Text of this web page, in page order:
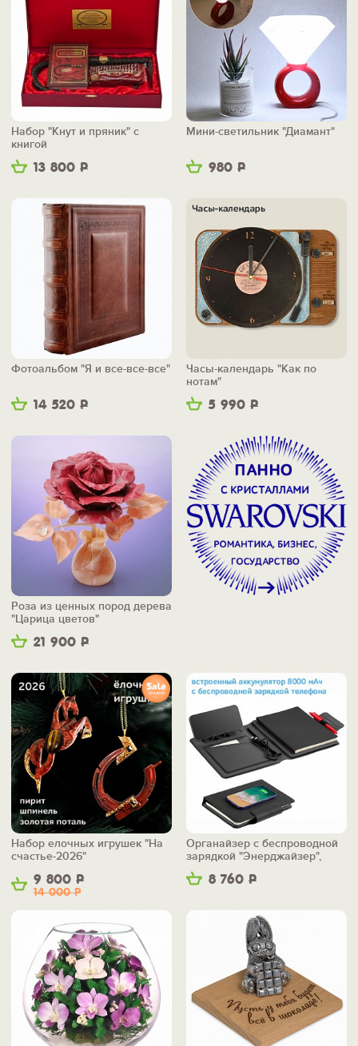
13 800 Р
Набор "Кнут и пряник" с
книгой
980 Р
Мини-светильник "Диамант"
14 520 Р
Фотоальбом "Я и все-все-все"
5 990 Р
Часы-календарь "Как по
нотам"
21 900 Р
Роза из ценных пород дерева
"Царица цветов"
9 800 Р
14 000Р
Набор елочных игрушек "На
счастье-2026"
8 760 Р
Органайзер с беспроводной
зарядкой "Энерджайзер",
вер.2